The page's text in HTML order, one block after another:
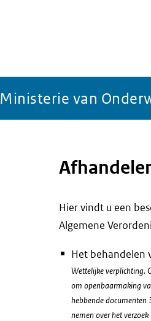
Ministerie van
Hier vindt u een
Algemene
Het behandelen
Wettelijke verplichting.
om openbaarmaking
hebbende documenten
nemen over het verzoek